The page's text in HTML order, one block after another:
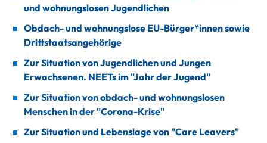
und wohnungslosen Jugendlichen
Obdach- und wohnungslose EU-Bürger*innen sowie
Drittstaatsangehörige
Zur Situation von Jugendlichen und Jungen
Erwachsenen. NEETs im "Jahr der Jugend"
Zur Situation von obdach- und wohnungslosen
Menschen in der "Corona-Krise"
Zur Situation und Lebenslage von "Care Leavers"